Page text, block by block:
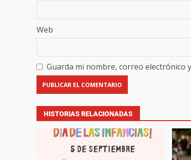
Web
Guarda mi nombre, correo electrónico
HISTORIAS RELACIONADAS